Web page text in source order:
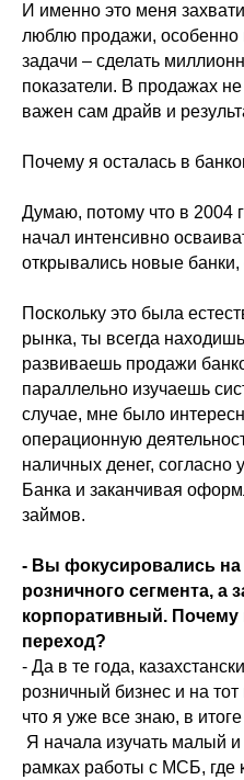
И именно это меня
люблю продажи, особенно
задачи – сделать
показатели. В продажах
важен сам драйв и
Почему я осталась в
Думаю, потому что в 2004
начал интенсивно
открывались новые
Поскольку это была
рынка, ты всегда
развиваешь продажи
параллельно изучаешь
случае, мне было
операционную
наличных денег,
Банка и заканчивая
займов.
- Вы фокусировались на
розничного сегмента, а
корпоративный. Почему
переход?
- Да в те года,
розничный бизнес и на
что я уже все знаю, в
Я начала изучать малый
рамках работы с МСБ, где